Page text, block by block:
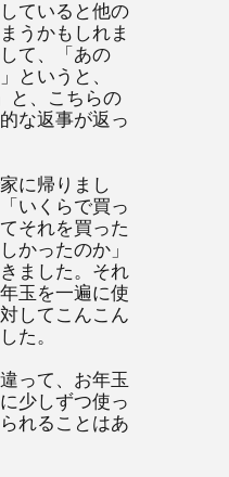
ていると他の
うかもしれま
て、「あの
というと、
と、こちらの
な返事が返っ
に帰りまし
いくらで買っ
それを買った
かったのか」
ました。それ
玉を一遍に使
してこんこん
た。
って、お年玉
少しずつ使っ
れることはあ